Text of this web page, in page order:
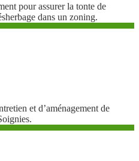
pour assurer la tonte de
dans un zoning.
et d’aménagement de